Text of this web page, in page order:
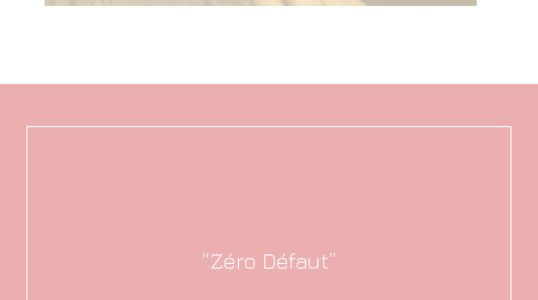
“Zéro Défaut”